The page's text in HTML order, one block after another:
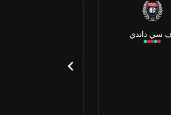
سي داندي